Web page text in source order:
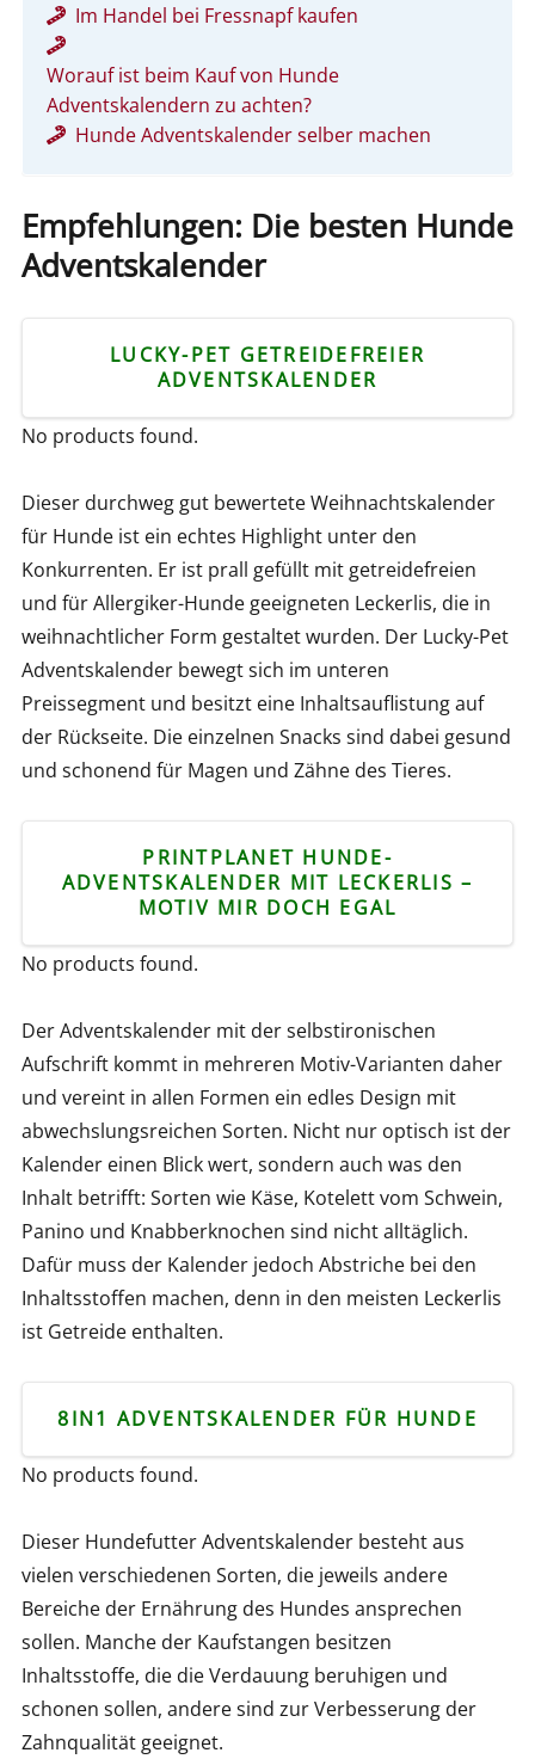
Im Handel bei Fressnapf kaufen
Worauf ist beim Kauf von Hunde
Adventskalendern zu achten?
Hunde Adventskalender selber machen
Empfehlungen: Die besten Hunde
Adventskalender
LUCKY-PET GETREIDEFREIER
ADVENTSKALENDER
No products found.
Dieser durchweg gut bewertete Weihnachtskalender
für Hunde ist ein echtes Highlight unter den
Konkurrenten. Er ist prall gefüllt mit getreidefreien
und für Allergiker-Hunde geeigneten Leckerlis, die in
weihnachtlicher Form gestaltet wurden. Der Lucky-Pet
Adventskalender bewegt sich im unteren
Preissegment und besitzt eine Inhaltsauflistung auf
der Rückseite. Die einzelnen Snacks sind dabei gesund
und schonend für Magen und Zähne des Tieres.
PRINTPLANET HUNDE-
ADVENTSKALENDER MIT LECKERLIS –
MOTIV MIR DOCH EGAL
No products found.
Der Adventskalender mit der selbstironischen
Aufschrift kommt in mehreren Motiv-Varianten daher
und vereint in allen Formen ein edles Design mit
abwechslungsreichen Sorten. Nicht nur optisch ist der
Kalender einen Blick wert, sondern auch was den
Inhalt betrifft: Sorten wie Käse, Kotelett vom Schwein,
Panino und Knabberknochen sind nicht alltäglich.
Dafür muss der Kalender jedoch Abstriche bei den
Inhaltsstoffen machen, denn in den meisten Leckerlis
ist Getreide enthalten.
8IN1 ADVENTSKALENDER FÜR HUNDE
No products found.
Dieser Hundefutter Adventskalender besteht aus
vielen verschiedenen Sorten, die jeweils andere
Bereiche der Ernährung des Hundes ansprechen
sollen. Manche der Kaufstangen besitzen
Inhaltsstoffe, die die Verdauung beruhigen und
schonen sollen, andere sind zur Verbesserung der
Zahnqualität geeignet.